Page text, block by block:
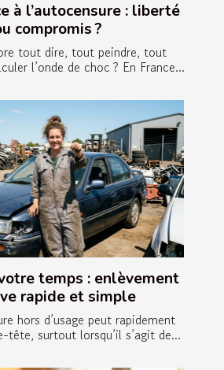
à l’autocensure : liberté
compromis ?
tout dire, tout peindre, tout
l’onde de choc ? En France...
temps : enlèvement
rapide et simple
hors d’usage peut rapidement
tête, surtout lorsqu’il s’agit de...